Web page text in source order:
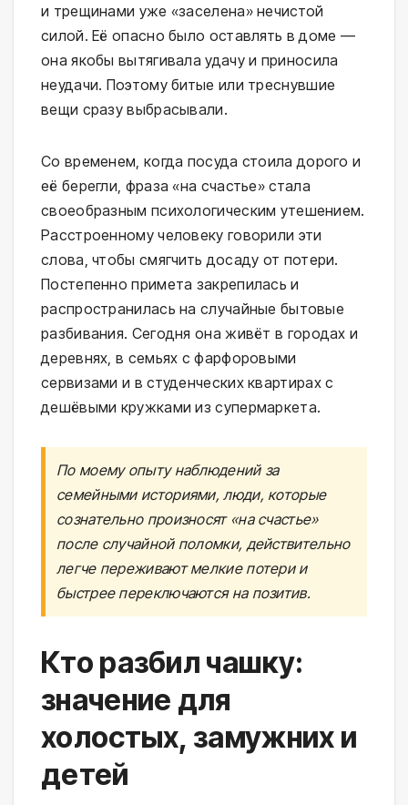
и трещинами уже «заселена» нечистой
силой. Её опасно было оставлять в доме —
она якобы вытягивала удачу и приносила
неудачи. Поэтому битые или треснувшие
вещи сразу выбрасывали.
Со временем, когда посуда стоила дорого и
её берегли, фраза «на счастье» стала
своеобразным психологическим утешением.
Расстроенному человеку говорили эти
слова, чтобы смягчить досаду от потери.
Постепенно примета закрепилась и
распространилась на случайные бытовые
разбивания. Сегодня она живёт в городах и
деревнях, в семьях с фарфоровыми
сервизами и в студенческих квартирах с
дешёвыми кружками из супермаркета.
По моему опыту наблюдений за
семейными историями, люди, которые
сознательно произносят «на счастье»
после случайной поломки, действительно
легче переживают мелкие потери и
быстрее переключаются на позитив.
Кто разбил чашку:
значение для
холостых, замужних и
детей